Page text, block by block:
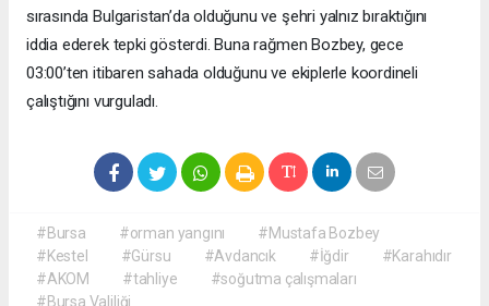
sırasında Bulgaristan’da olduğunu ve şehri yalnız bıraktığını
iddia ederek tepki gösterdi. Buna rağmen Bozbey, gece
03:00’ten itibaren sahada olduğunu ve ekiplerle koordineli
çalıştığını vurguladı.
#Bursa #orman yangını
#Mustafa Bozbey
#Kestel
#Gürsu #Avdancık #İğdir
#Karahıdır
#AKOM
#tahliye
#soğutma çalışmaları
#Bursa Valiliği